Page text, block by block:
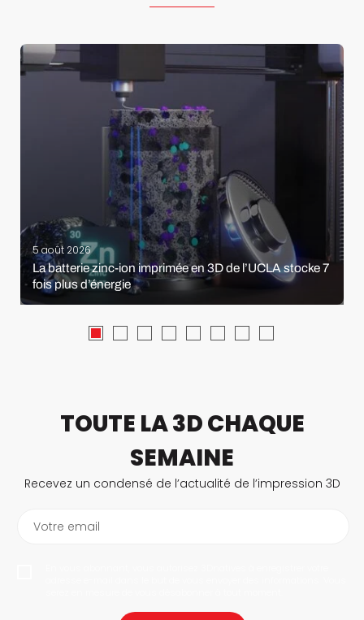
5 août 2026
La batterie zinc-ion imprimée en 3D de l’UCLA stocke 7
fois plus d’énergie
TOUTE LA 3D CHAQUE
SEMAINE
Recevez un condensé de l’actualité de l’impression 3D
Votre email